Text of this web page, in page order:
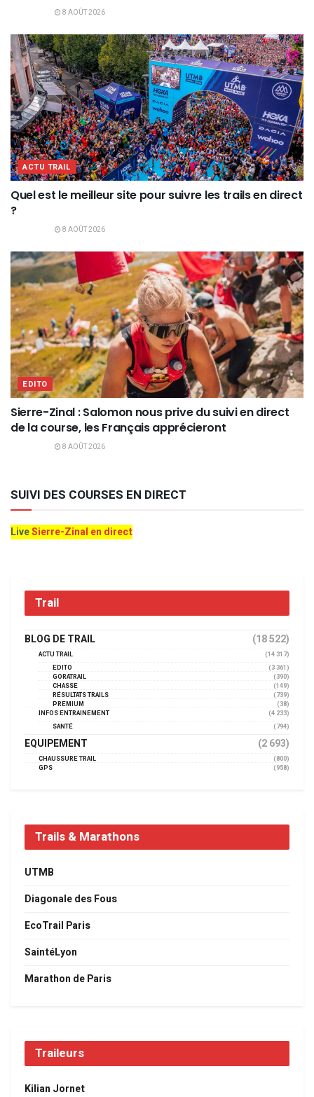
8 AOÛT 2026
ACTU TRAIL
Quel est le meilleur site pour suivre les trails en direct
?
8 AOÛT 2026
EDITO
Sierre-Zinal : Salomon nous prive du suivi en direct
de la course, les Français apprécieront
8 AOÛT 2026
SUIVI DES COURSES EN DIRECT
LiveSierre-Zinal en direct
Trail
BLOG DE TRAIL (18 522)
ACTU TRAIL
(14 317)
EDITO
(3 361)
GORATRAIL
(390)
CHASSE
(149)
RÉSULTATS TRAILS
(739)
PREMIUM
(38)
INFOS ENTRAINEMENT
(4 233)
SANTÉ
(794)
EQUIPEMENT (2 693)
CHAUSSURE TRAIL
(800)
GPS
(958)
Trails & Marathons
UTMB
Diagonale des Fous
EcoTrail Paris
SaintéLyon
Marathon de Paris
Traileurs
Kilian Jornet